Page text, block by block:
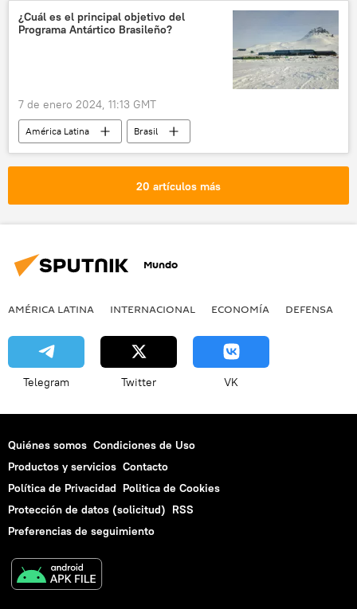
¿Cuál es el principal objetivo del
Programa Antártico Brasileño?
7 de enero 2024, 11:13 GMT
América Latina
Brasil
🛡️ Fuerzas Armadas
💬 Opinión y Análisis
20 artículos más
Mundo
AMÉRICA LATINA INTERNACIONAL ECONOMÍA DEFENSA
Telegram Twitter VK
Quiénes somos Condiciones de Uso
Productos y servicios Contacto
Política de Privacidad Politica de Cookies
Protección de datos (solicitud) RSS
Preferencias de seguimiento